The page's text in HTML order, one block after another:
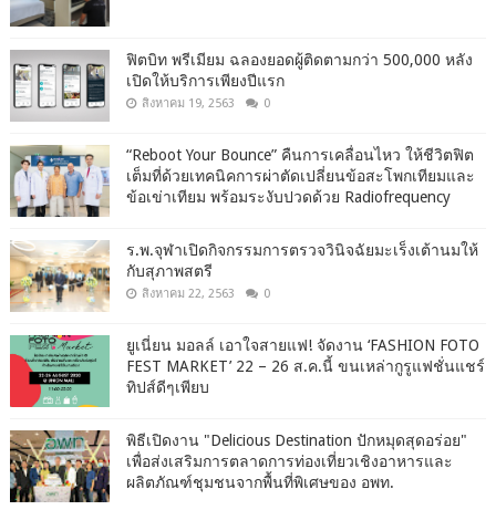
ฟิตบิท พรีเมียม ฉลองยอดผู้ติดตามกว่า 500,000 หลัง
เปิดให้บริการเพียงปีแรก
สิงหาคม 19, 2563 0
“Reboot Your Bounce” คืนการเคลื่อนไหว ให้ชีวิตฟิต
เต็มที่ด้วยเทคนิคการผ่าตัดเปลี่ยนข้อสะโพกเทียมและ
ข้อเข่าเทียม พร้อมระงับปวดด้วย Radiofrequency
ร.พ.จุฬาเปิดกิจกรรมการตรวจวินิจฉัยมะเร็งเต้านมให้
กับสุภาพสตรี
สิงหาคม 22, 2563 0
ยูเนี่ยน มอลล์ เอาใจสายแฟ! จัดงาน ‘FASHION FOTO
FEST MARKET’ 22 – 26 ส.ค.นี้ ขนเหล่ากูรูแฟชั่นแชร์
ทิปส์ดีๆเพียบ
พิธีเปิดงาน "Delicious Destination ปักหมุดสุดอร่อย"
เพื่อส่งเสริมการตลาดการท่องเที่ยวเชิงอาหารและ
ผลิตภัณฑ์ชุมชนจากพื้นที่พิเศษของ อพท.